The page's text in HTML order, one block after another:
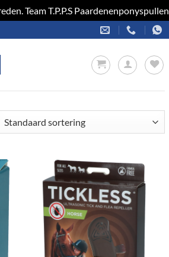
Team T.P.P.S Paardenenponyspullen
Toevoegen
verlanglijst